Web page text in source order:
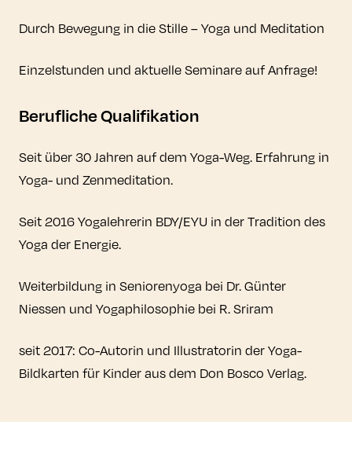
Durch Bewegung in die Stille ­– Yoga und Meditation
Einzelstunden und aktuelle Seminare auf Anfrage!
Berufliche Qualifikation
Seit über 30 Jahren auf dem Yoga-Weg. Erfahrung in
Yoga- und Zenmeditation.
Seit 2016 Yogalehrerin BDY/EYU in der Tradition des
Yoga der Energie.
Weiterbildung in Seniorenyoga bei Dr. Günter
Niessen und Yogaphilosophie bei R. Sriram
seit 2017: Co-Autorin und Illustratorin der Yoga-
Bildkarten für Kinder aus dem Don Bosco Verlag.